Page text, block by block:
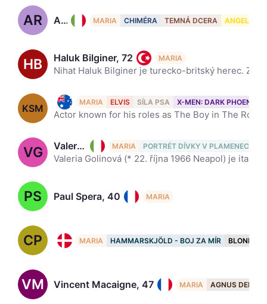
AR Alba Rohrwacher, 47 MARIA CHIMÉRA TEMNÁ DCERA ANGELO
HB Haluk Bilginer, 72 MARIA
KSM
Kodi Smit-McPhee, 30
MARIA ELVIS SÍLA PSA X-MEN: DARK PHOENIX
VG Valeria Golino, 59 MARIA PORTRÉT DÍVKY V PLAMENECH
PS Paul Spera, 40 MARIA
CP Caspar Phillipson, 55
MARIA HAMMARSKJÖLD - BOJ ZA MÍR
VM Vincent Macaigne, 47 MARIA AGNUS DEI